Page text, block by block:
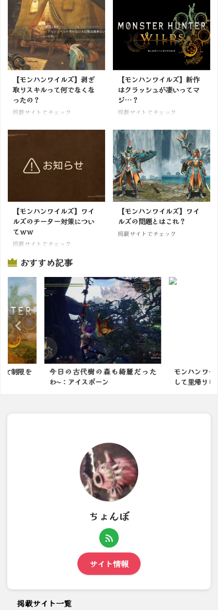
【モンハンワイルズ】剥ぎ
取りスキルって何でなくな
ったの？
掲載サイトでチェック
【モンハンワイルズ】新作
はクラッシュが凄いってマ
ジ…？
掲載サイトでチェック
【モンハンワイルズ】ワイ
ルズのチーター対策につい
てｗｗ
掲載サイトでチェック
【モンハンワイルズ】ワイ
ルズの問題とはこれ？
掲載サイトでチェック
おすすめ記事
麗だった
モンハンワールド発売5周年を記念
して里帰りしてみた！や...
結局モンハ
な
ちょんぼ
サイト情報
掲載サイト一覧